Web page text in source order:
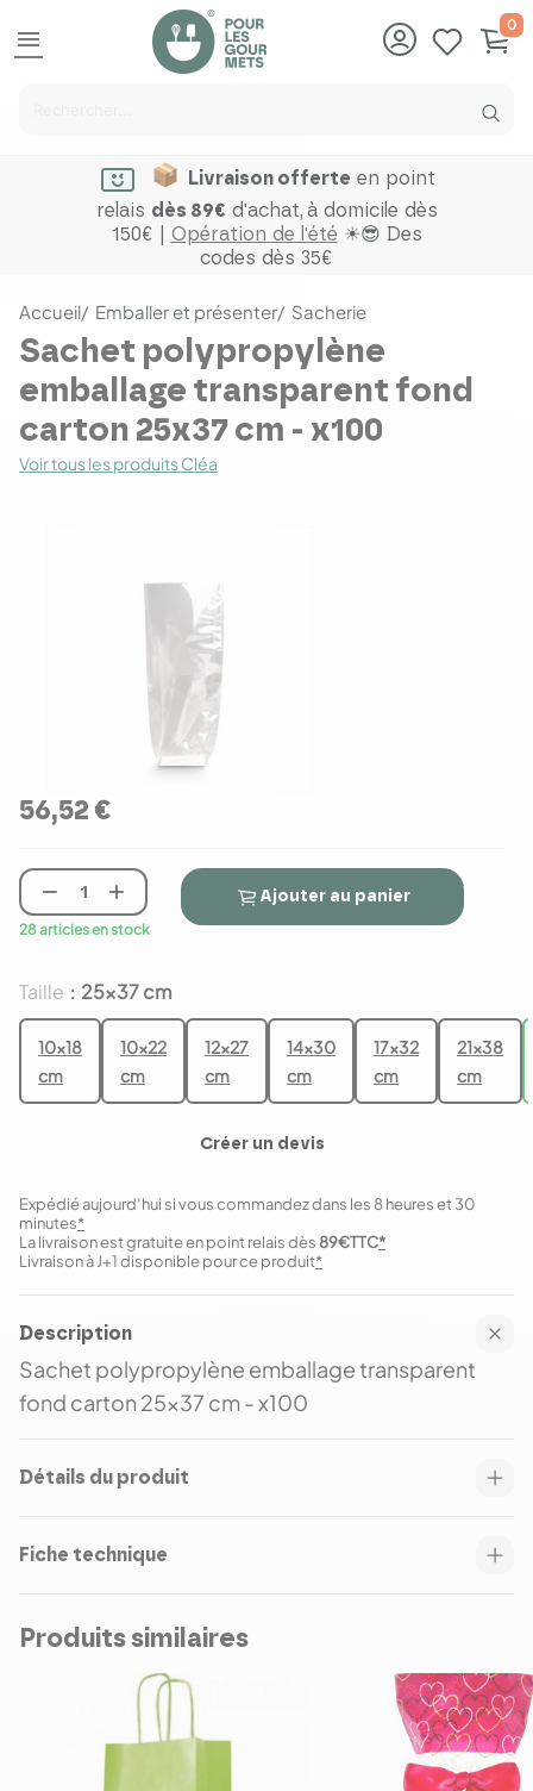
menu
0
Livraison offerte en point
relais dès 89€ d'achat, à domicile dès
150€ | Opération de l'été ☀😎 Des
codes dès 35€
Accueil Emballer et présenter Sacherie
Sachet polypropylène
emballage transparent fond
carton 25x37 cm - x100
Voir tous les produits Cléa
56,52 €
Taille : 25x37 cm
10x18
cm
10x22
cm
12x27
cm
14x30
cm
17x32
cm
21x38
cm
 
28 articles en stock
Ajouter au panier
Créer un devis
Expédié aujourd’hui si vous commandez dans les 8 heures et 30
minutes*
Livraison à J+1 disponible pour ce produit*
La livraison est gratuite en point relais dès 89€TTC*
Description
Sachet polypropylène emballage transparent
fond carton 25x37 cm - x100
Détails du produit
Fiche technique
Produits similaires